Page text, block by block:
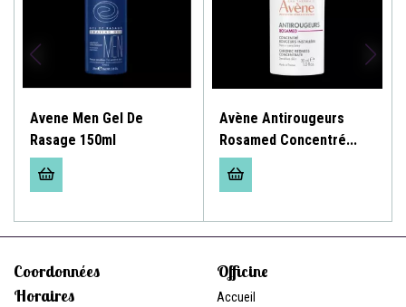
Avene Men Gel De
Rasage 150ml
Avène Antirougeurs
Rosamed Concentré...
Coordonnées
Horaires
Officine
Accueil